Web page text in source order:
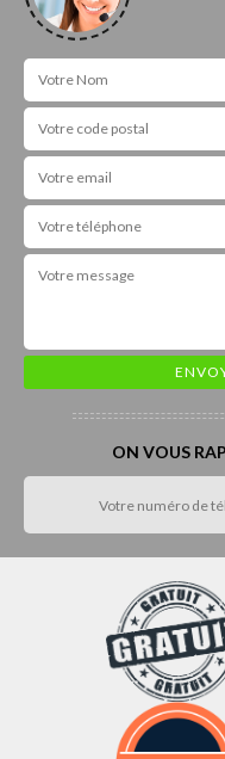
ON VOUS